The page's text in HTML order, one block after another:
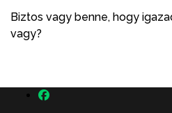
Biztos vagy benne, hogy
vagy?